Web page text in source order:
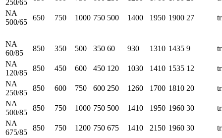
250/65
NA
500/65
650 750 1000 750 500 1400 1950 1900 27
NA
60/85
850 350 500 350 60 930 1310 1435 9
NA
120/85
850 450 600 450 120 1030 1410 1535 12
NA
250/85
850 600 750 600 250 1260 1700 1810 20
NA
500/85
850 750 1000 750 500 1410 1950 1960 30
NA
675/85
850 750 1200 750 675 1410 2150 1960 30